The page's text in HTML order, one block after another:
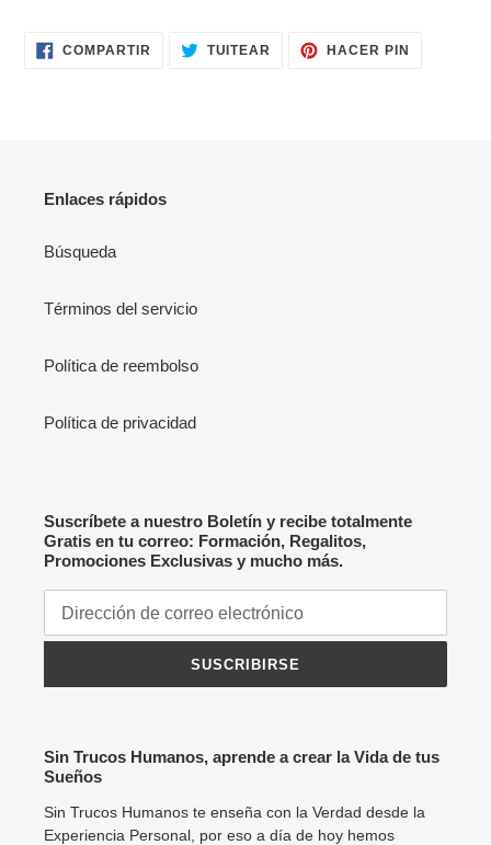
COMPARTIR COMPARTIRTUITEAR TUITEARHACER PIN
Enlaces rápidos
Búsqueda
Términos del servicio
Política de reembolso
Política de privacidad
Suscríbete a nuestro Boletín y recibe totalmente
Gratis en tu correo: Formación, Regalitos,
Promociones Exclusivas y mucho más.
SUSCRIBIRSE
Sin Trucos Humanos, aprende a crear la Vida de tus
Sueños
Sin Trucos Humanos te enseña con la Verdad desde la
Experiencia Personal, por eso a día de hoy hemos